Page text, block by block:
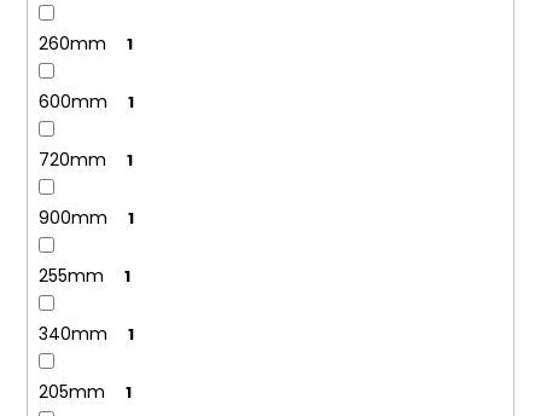
260mm 1
600mm 1
720mm 1
900mm 1
255mm 1
340mm 1
205mm 1